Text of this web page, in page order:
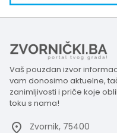
Vaš pouzdan izvor
vam donosimo aktuelne,
zanimljivosti i priče koje
toku s nama!
Zvornik, 75400